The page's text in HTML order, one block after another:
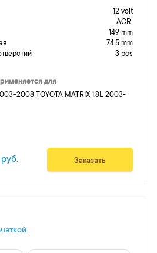
12 volt
ACR
149 mm
74.5 mm
3 pcs
для
2008 TOYOTA MATRIX 1.8L 2003-
Заказать